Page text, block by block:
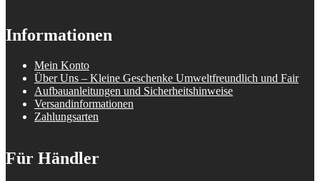
Informationen
Mein Konto
Über Uns – Kleine Geschenke Umweltfreundlich und Fair
Aufbauanleitungen und Sicherheitshinweise
Versandinformationen
Zahlungsarten
Für Händler